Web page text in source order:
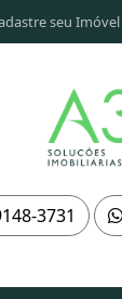
seu Imóvel
3731